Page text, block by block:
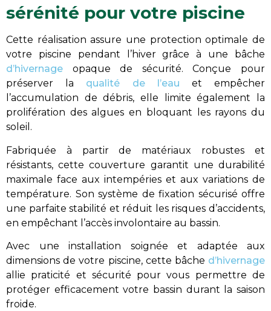
sérénité pour votre piscine
Cette réalisation assure une protection optimale de
votre piscine pendant l’hiver grâce à une bâche
d’hivernage opaque de sécurité. Conçue pour
préserver la qualité de l’eau et empêcher
l’accumulation de débris, elle limite également la
prolifération des algues en bloquant les rayons du
soleil.
Fabriquée à partir de matériaux robustes et
résistants, cette couverture garantit une durabilité
maximale face aux intempéries et aux variations de
température. Son système de fixation sécurisé offre
une parfaite stabilité et réduit les risques d’accidents,
en empêchant l’accès involontaire au bassin.
Avec une installation soignée et adaptée aux
dimensions de votre piscine, cette bâche d’hivernage
allie praticité et sécurité pour vous permettre de
protéger efficacement votre bassin durant la saison
froide.